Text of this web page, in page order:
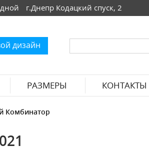
г.Днепр Кодацкий спуск, 2
дизайн
РАЗМЕРЫ КОНТАКТЫ
Комбинатор